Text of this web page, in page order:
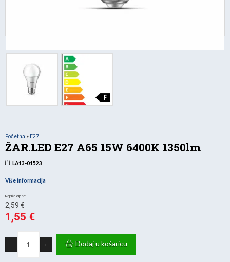
Početna » E27
ŽAR.LED E27 A65 15W 6400K 1350lm
LA13-01523
Više informacija
2,59 €Izvorna
cijena
bila
je:
2,59 €.
1,55 €
Trenutna
cijena
je:
-
15W
6400K
+ Dodaj u košaricu